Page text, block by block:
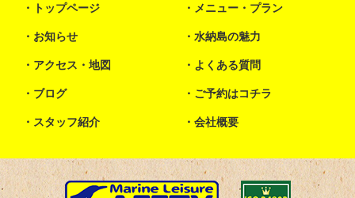
トップページ メニュー・プラン
お知らせ 水納島の魅力
アクセス・地図 よくある質問
ブログ ご予約はコチラ
スタッフ紹介 会社概要